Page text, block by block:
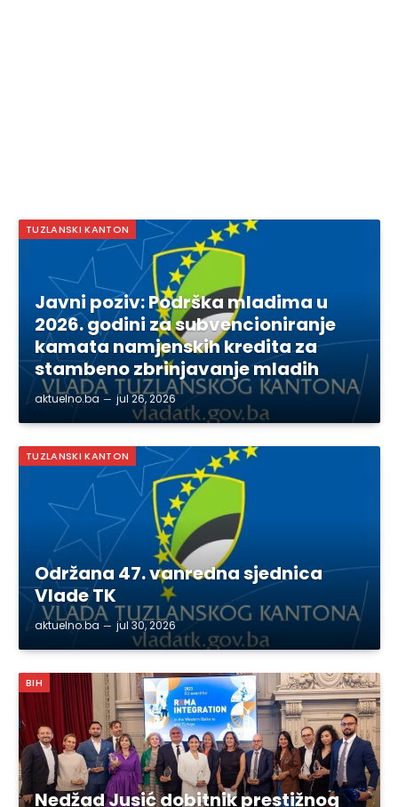
TUZLANSKI KANTON
Javni poziv: Podrška mladima u
2026. godini za subvencioniranje
kamata namjenskih kredita za
stambeno zbrinjavanje mladih
aktuelno.ba jul 26, 2026
TUZLANSKI KANTON
Održana 47. vanredna sjednica
Vlade TK
aktuelno.ba jul 30, 2026
BIH
Nedžad Jusić dobitnik prestižnog